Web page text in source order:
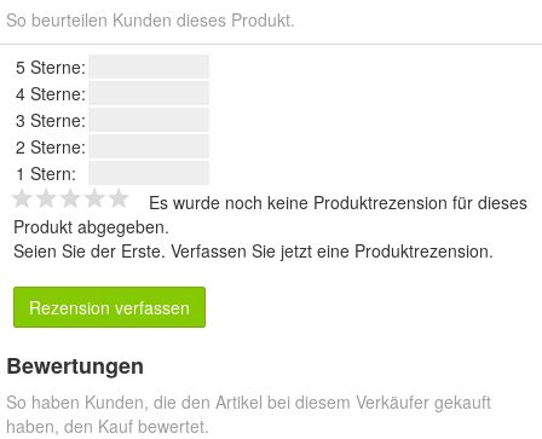
So beurteilen Kunden dieses Produkt.
5 Sterne:
4 Sterne:
3 Sterne:
2 Sterne:
1 Stern:
Es wurde noch keine Produktrezension für dieses
Produkt abgegeben.
Seien Sie der Erste. Verfassen Sie jetzt eine Produktrezension.
Rezension verfassen
Bewertungen
So haben Kunden, die den Artikel bei diesem Verkäufer gekauft
haben, den Kauf bewertet.